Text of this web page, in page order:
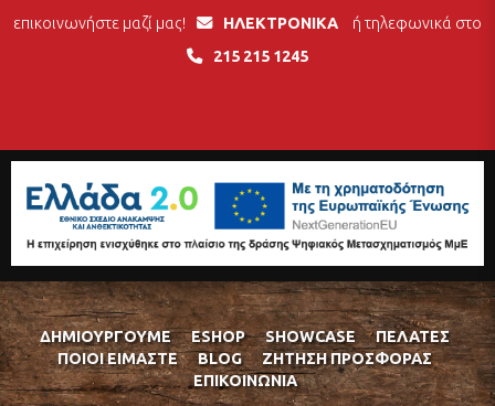
επικοινωνήστε μαζί μας! ΗΛΕΚΤΡΟΝΙΚΑ
ή τηλεφωνικά στο
215 215 1245
ΔΗΜΙΟΥΡΓΟΎΜΕ ESHOP SHOWCASE
ΠΕΛΆΤΕΣ
ΠΟΙΟΊ ΕΊΜΑΣΤΕ
BLOG
ΖΉΤΗΣΗ ΠΡΟΣΦΟΡΆΣ
ΕΠΙΚΟΙΝΩΝΊΑ